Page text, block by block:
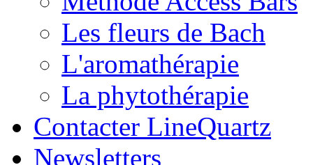
Les fleurs de Bach
L'aromathérapie
La phytothérapie
Contacter LineQuartz
Newsletters